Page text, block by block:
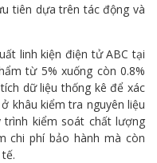
tiên dựa trên tác động và
linh kiện điện tử ABC tại
từ 5% xuống còn 0.8%
dữ liệu thống kê để xác
khâu kiểm tra nguyên liệu
trình kiểm soát chất lượng
chi phí bảo hành mà còn